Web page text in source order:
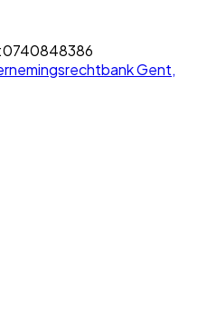
0740848386
Gent,